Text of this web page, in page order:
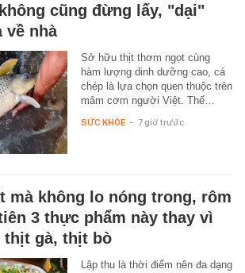
cũng đừng lấy, "dại"
về nhà
Sở hữu thịt thơm ngọt cùng
hàm lượng dinh dưỡng cao, cá
chép là lựa chọn quen thuộc trên
mâm cơm người Việt. Thế…
SỨC KHỎE - 7 giờ trước
mà không lo nóng trong, rôm
3 thực phẩm này thay vì
thịt gà, thịt bò
Lập thu là thời điểm nên đa dạng